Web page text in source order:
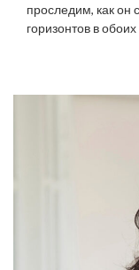
проследим, как он
горизонтов в